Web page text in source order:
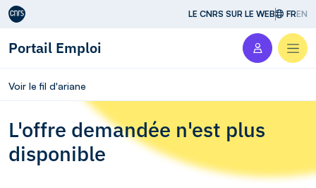
Aller au contenu LE CNRS SUR LE WEB FREN
Portail Emploi
Voir le fil d'ariane
L'offre demandée n'est plus
disponible